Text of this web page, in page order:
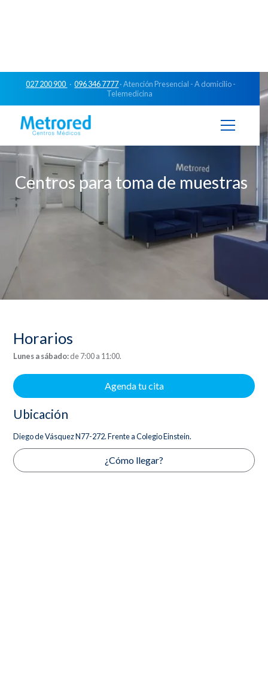
027 200 900 ·096 346 7777· Atención Presencial - A domicilio -
Telemedicina
Centros para toma de muestras
Horarios
Lunes a sábado:de 7:00 a 11:00.
Agenda tu cita
Ubicación
Diego de Vásquez N77-272. Frente a Colegio Einstein.
¿Cómo llegar?